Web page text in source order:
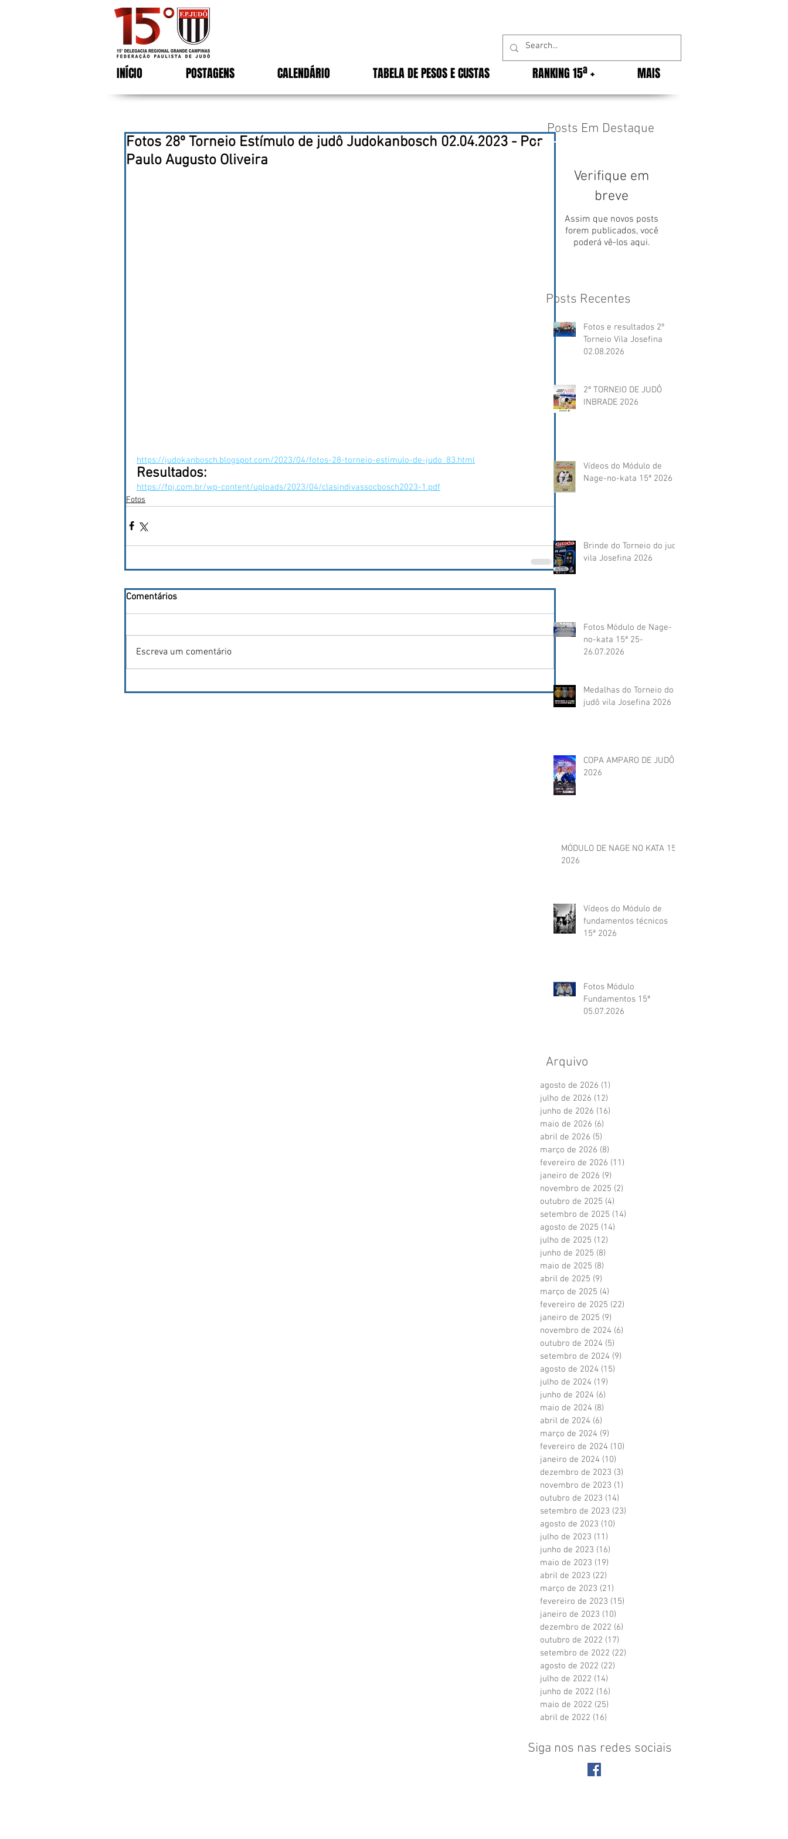
INÍCIO POSTAGENS CALENDÁRIO TABELA DE PESOS E CUSTAS RANKING 15ª + MAIS
Fotos 28º Torneio Estímulo de judô Judokanbosch 02.04.2023 - Por
Paulo Augusto Oliveira
https://judokanbosch.blogspot.com/2023/04/fotos-28-torneio-estimulo-de-judo_83.html
Resultados:
https://fpj.com.br/wp-content/uploads/2023/04/clasindivassocbosch2023-1.pdf
Fotos
Comentários
Escreva um comentário
Posts Em Destaque
Verifique em
breve
Assim que novos posts
forem publicados, você
poderá vê-los aqui.
Posts Recentes
Fotos e resultados 2º
Torneio Vila Josefina
02.08.2026
2º TORNEIO DE JUDÔ
INBRADE 2026
Vídeos do Módulo de
Nage-no-kata 15ª 2026
Brinde do Torneio do judô
vila Josefina 2026
Fotos Módulo de Nage-
no-kata 15ª 25-
26.07.2026
Medalhas do Torneio do
judô vila Josefina 2026
COPA AMPARO DE JUDÔ
2026
MÓDULO DE NAGE NO KATA 15ª
2026
Vídeos do Módulo de
fundamentos técnicos
15ª 2026
Fotos Módulo
Fundamentos 15ª
05.07.2026
Arquivo
agosto de 2026 (1)
julho de 2026 (12)
junho de 2026 (16)
maio de 2026 (6)
abril de 2026 (5)
março de 2026 (8)
fevereiro de 2026 (11)
janeiro de 2026 (9)
novembro de 2025 (2)
outubro de 2025 (4)
setembro de 2025 (14)
agosto de 2025 (14)
julho de 2025 (12)
junho de 2025 (8)
maio de 2025 (8)
abril de 2025 (9)
março de 2025 (4)
fevereiro de 2025 (22)
janeiro de 2025 (9)
novembro de 2024 (6)
outubro de 2024 (5)
setembro de 2024 (9)
agosto de 2024 (15)
julho de 2024 (19)
junho de 2024 (6)
maio de 2024 (8)
abril de 2024 (6)
março de 2024 (9)
fevereiro de 2024 (10)
janeiro de 2024 (10)
dezembro de 2023 (3)
novembro de 2023 (1)
outubro de 2023 (14)
setembro de 2023 (23)
agosto de 2023 (10)
julho de 2023 (11)
junho de 2023 (16)
maio de 2023 (19)
abril de 2023 (22)
março de 2023 (21)
fevereiro de 2023 (15)
janeiro de 2023 (10)
dezembro de 2022 (6)
outubro de 2022 (17)
setembro de 2022 (22)
agosto de 2022 (22)
julho de 2022 (14)
junho de 2022 (16)
maio de 2022 (25)
abril de 2022 (16)
Siga nos nas redes sociais